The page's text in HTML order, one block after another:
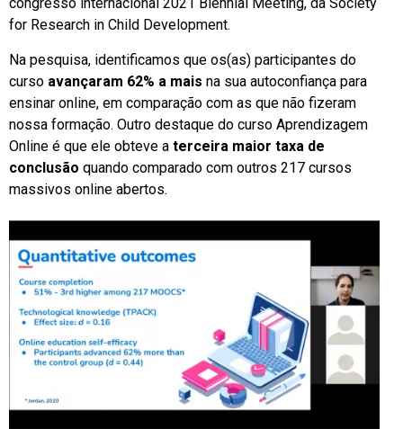
for Research in Child Development.
Na pesquisa, identificamos que os(as) participantes do
curso avançaram 62% a mais na sua autoconfiança para
ensinar online, em comparação com as que não fizeram
nossa formação. Outro destaque do curso Aprendizagem
Online é que ele obteve a terceira maior taxa de
conclusão quando comparado com outros 217 cursos
massivos online abertos.